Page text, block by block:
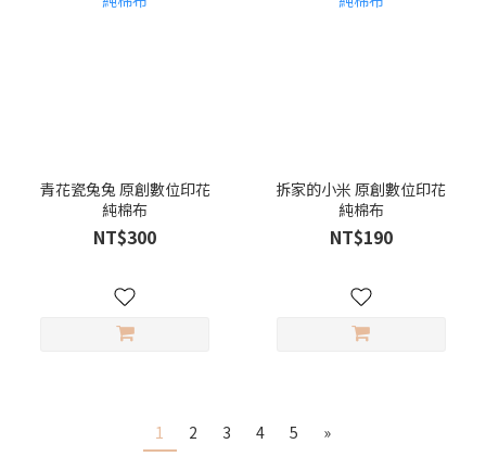
青花瓷兔兔 原創數位印花
純棉布
NT$300
拆家的小米 原創數位印花
純棉布
NT$190
1 2 3 4 5 »